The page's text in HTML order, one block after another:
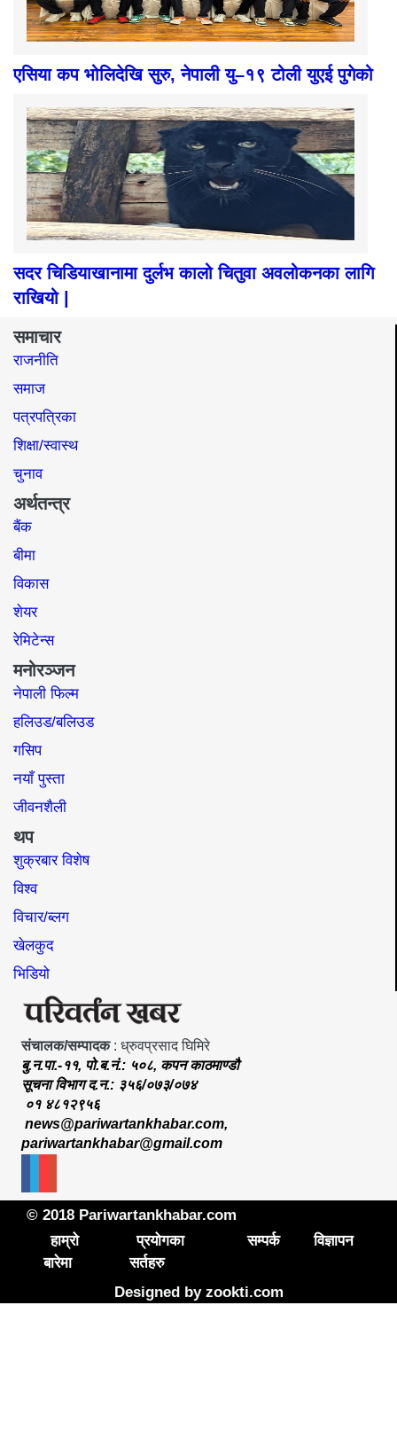
एसिया कप भोलिदेखि सुरु, नेपाली यु–१९ टोली युएई पुगेको
सदर चिडियाखानामा दुर्लभ कालो चितुवा अवलोकनका लागि
राखियो |
समाचार
राजनीति
समाज​
पत्रपत्रिका
शिक्षा/स्वास्थ
चुनाव
अर्थतन्त्र
बैंक
बीमा
विकास
शेयर
रेमिटेन्स
मनोरञ्जन
नेपाली फिल्म
हलिउड/बलिउड
गसिप
नयाँ पुस्ता
जीवनशैली
थप
शुक्रबार विशेष
विश्व
विचार/ब्लग
खेलकुद
भिडियो
संचालक/सम्पादक: ध्रुवप्रसाद घिमिरे
बु.न.पा.-११, पो.ब.नं.: ५०८, कपन काठमाण्डौ
सूचना विभाग द.न.: ३५६/०७३/०७४
०१ ४८१२९५६
news@pariwartankhabar.com,
pariwartankhabar@gmail.com
© 2018 Pariwartankhabar.com
हाम्रो
बारेमा
प्रयोगका
सर्तहरु
सम्पर्क विज्ञापन
Designed by zookti.com